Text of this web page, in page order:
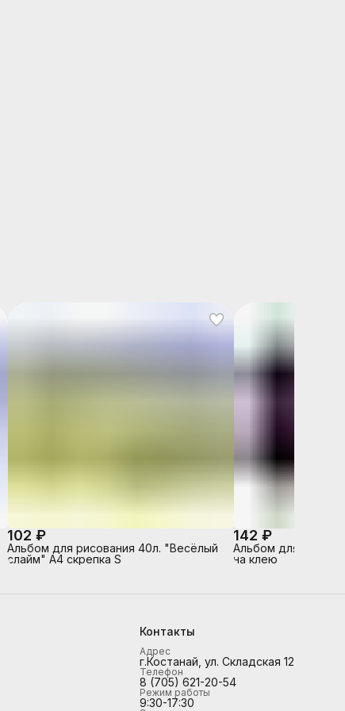
102 ₽
Альбом для рисования 40л. "Весёлый
слайм" А4 скрепка S
142 ₽
Альбом для
на клею
Контакты
Адрес
г.Костанай, ул. Складская 12
Телефон
8 (705) 621-20-54
Режим работы
9:30-17:30